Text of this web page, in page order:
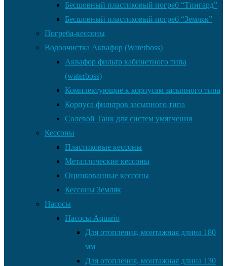
Бесшовный пластиковый погреб “Тингард”
Бесшовный пластиковый погреб “Земляк”
Погреба-кессоны
Водоочистка Аквафор (Waterboss)
Аквафор фильтр кабинетного типа
(waterboss)
Комплектующие к корпусам засыпного типа
Корпуса фильтров засыпного типа
Солевой Танк для систем умягчения
Кессоны
Пластиковые кессоны
Металлические кессоны
Оцинкованные кессоны
Кессоны Земляк
Насосы
Насосы Aquario
Для отопления, монтажная длина 180
мм
Для отопления, монтажная длина 130